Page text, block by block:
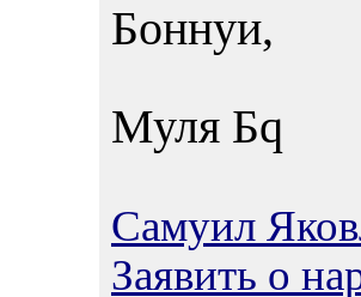
Боннуи,
Муля Бq
Самуил
Заявить о